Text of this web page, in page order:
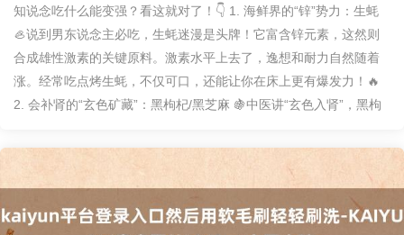
知说念吃什么能变强？看这就对了！👇 1. 海鲜界的“锌”势力：生蚝
🦪说到男东说念主必吃，生蚝迷漫是头牌！它富含锌元素，这然则
合成雄性激素的关键原料。激素水平上去了，逸想和耐力自然随着
涨。经常吃点烤生蚝，不仅可口，还能让你在床上更有爆发力！🔥
2. 会补肾的“玄色矿藏”：黑枸杞/黑芝麻 🍇中医讲“玄色入肾”，黑枸